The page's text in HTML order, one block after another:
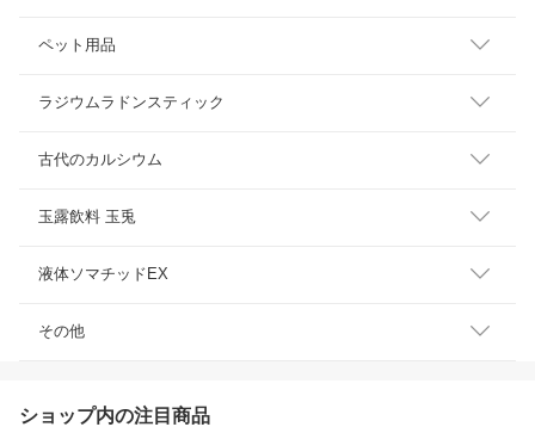
ペット用品
ラジウムラドンスティック
古代のカルシウム
玉露飲料 玉兎
液体ソマチッドEX
その他
ショップ内の注目商品